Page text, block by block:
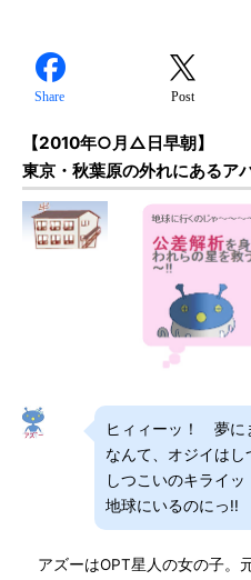
Share Post
【2010年○月△日早朝】
東京・秋葉原の外れにあるア
ヒィィーッ！ 夢に
なんて、オジイは
しつこいのキライ
地球にいるのにっ!!
アズーはOPT星人の女の子。